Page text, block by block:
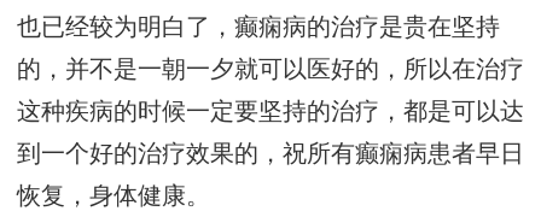
也已经较为明白了，癫痫病的治疗是贵在坚持
的，并不是一朝一夕就可以医好的，所以在治疗
这种疾病的时候一定要坚持的治疗，都是可以达
到一个好的治疗效果的，祝所有癫痫病患者早日
恢复，身体健康。